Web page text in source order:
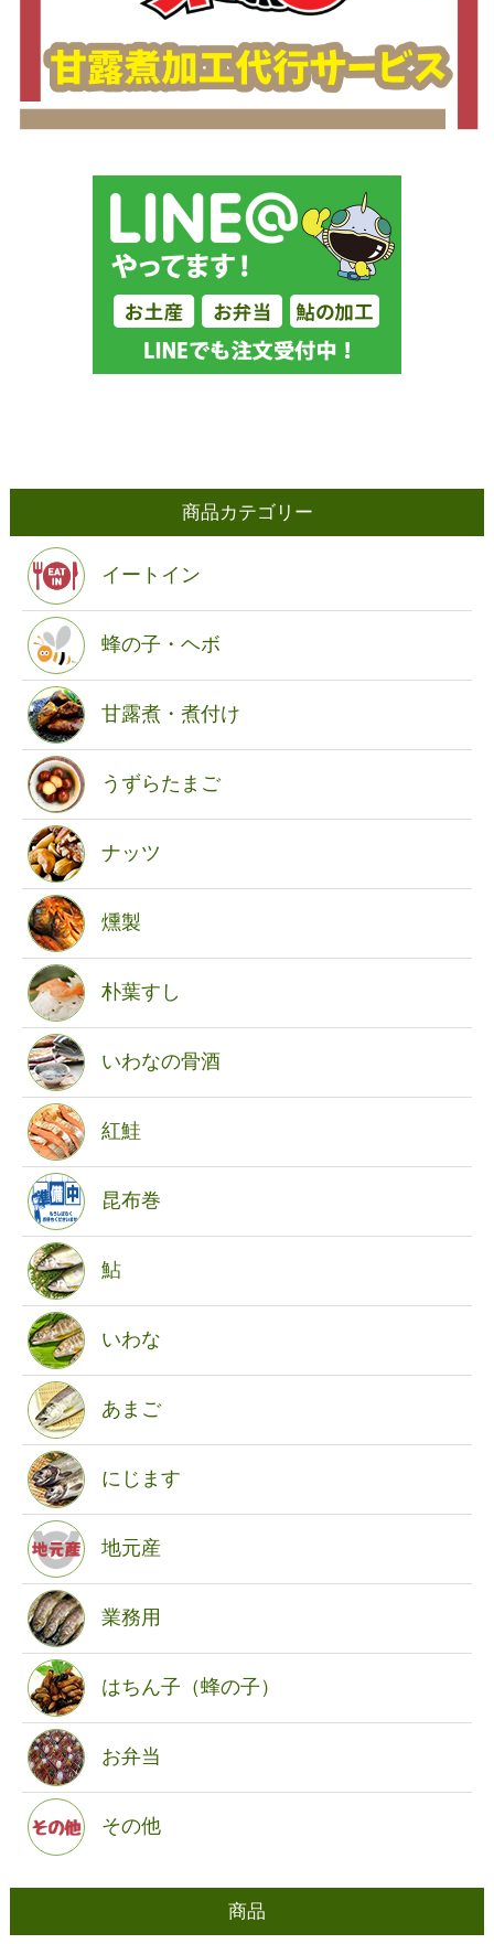
商品カテゴリー
イートイン
蜂の子・ヘボ
甘露煮・煮付け
うずらたまご
ナッツ
燻製
朴葉すし
いわなの骨酒
紅鮭
昆布巻
鮎
いわな
あまご
にじます
地元産
業務用
はちん子（蜂の子）
お弁当
その他
商品